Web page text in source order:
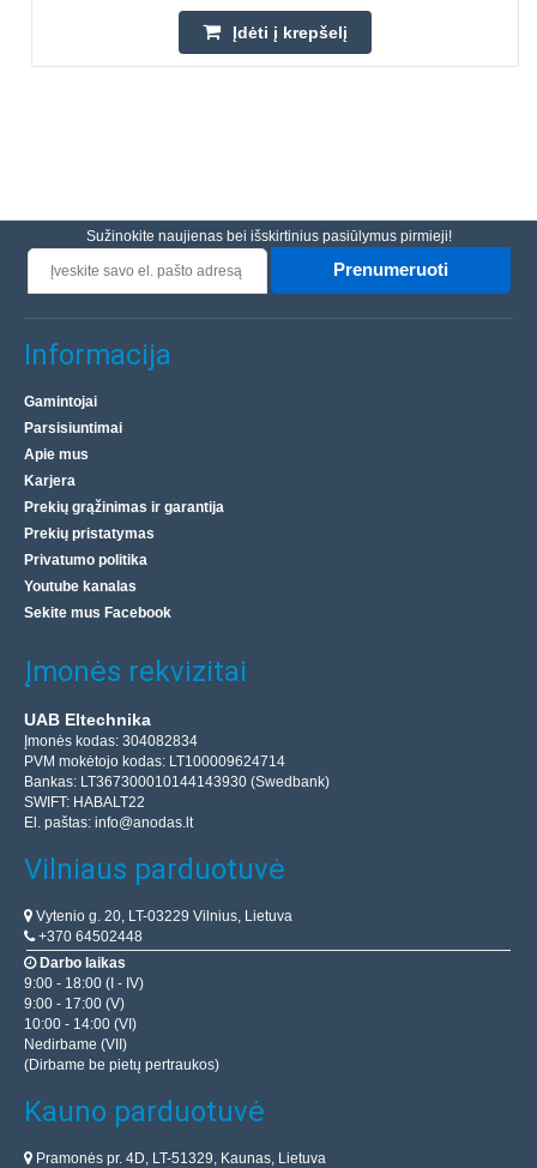
Įdėti į krepšelį
Sužinokite naujienas bei išskirtinius pasiūlymus pirmieji!
Prenumeruoti
Informacija
Gamintojai
Parsisiuntimai
Apie mus
Karjera
Prekių grąžinimas ir garantija
Prekių pristatymas
Privatumo politika
Youtube kanalas
Sekite mus Facebook
Įmonės rekvizitai
UAB Eltechnika
Įmonės kodas: 304082834
PVM mokėtojo kodas: LT100009624714
Bankas: LT367300010144143930 (Swedbank)
SWIFT: HABALT22
El. paštas: info@anodas.lt
Vilniaus parduotuvė
Vytenio g. 20, LT-03229 Vilnius, Lietuva
+370 64502448
Darbo laikas
9:00 - 18:00 (I - IV)
9:00 - 17:00 (V)
10:00 - 14:00 (VI)
Nedirbame (VII)
(Dirbame be pietų pertraukos)
Kauno parduotuvė
Pramonės pr. 4D, LT-51329, Kaunas, Lietuva